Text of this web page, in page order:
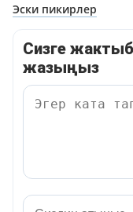
Навигация
комментариям
Эски пикирлер
Сизге
жазыңыз